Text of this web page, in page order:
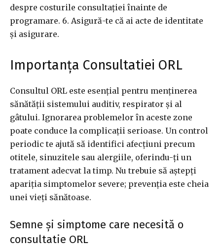
despre costurile consultației înainte de
programare. 6. Asigură-te că ai acte de identitate
și asigurare.
Importanța Consultatiei ORL
Consultul ORL este esențial pentru menținerea
sănătății sistemului auditiv, respirator și al
gâtului. Ignorarea problemelor în aceste zone
poate conduce la complicații serioase. Un control
periodic te ajută să identifici afecțiuni precum
otitele, sinuzitele sau alergiile, oferindu-ți un
tratament adecvat la timp. Nu trebuie să aștepți
apariția simptomelor severe; prevenția este cheia
unei vieți sănătoase.
Semne și simptome care necesită o
consultatie ORL